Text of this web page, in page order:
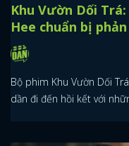
Khu Vườn Dối
Hee chuẩn bị
Bộ phim Khu Vườn Dối
dần đi đến hồi kết với